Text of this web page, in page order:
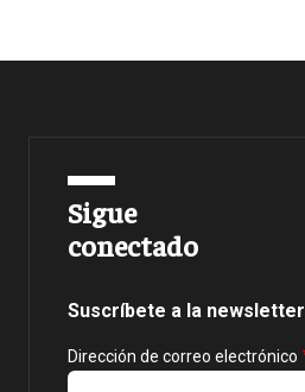
Sigue
conectado
Suscríbete a la newsletter
Dirección de correo electrónico